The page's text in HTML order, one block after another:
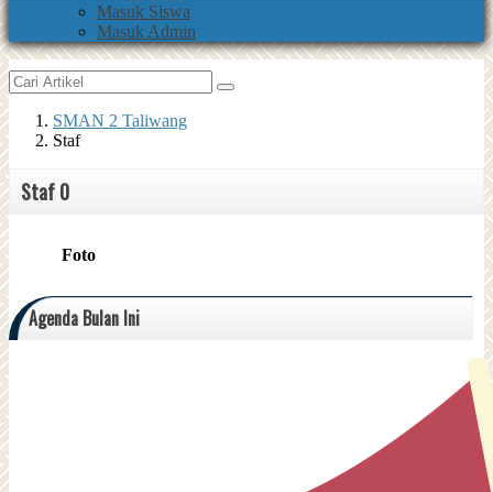
Masuk Siswa
Masuk Admin
SMAN 2 Taliwang
Staf
Staf0
Foto
Agenda Bulan Ini